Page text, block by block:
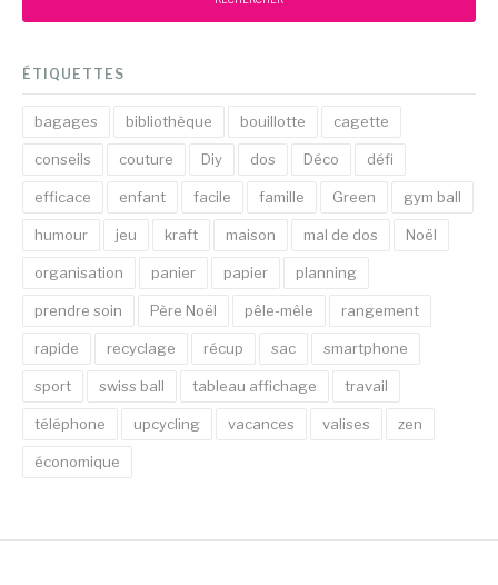
ÉTIQUETTES
bagages bibliothèque bouillotte cagette
conseils couture Diy dos Déco défi
efficace enfant facile famille Green gym ball
humour jeu kraft maison mal de dos Noël
organisation panier papier planning
prendre soin Père Noël pêle-mêle rangement
rapide recyclage récup sac smartphone
sport swiss ball tableau affichage travail
téléphone upcycling vacances valises zen
économique